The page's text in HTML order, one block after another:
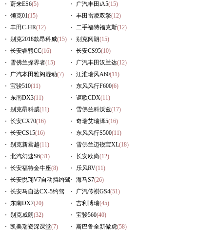
蔚来ES6(5) 广汽丰田iA5(15)
领克01(15) 丰田雷凌双擎(12)
丰田C-HR(12) 二手福特福克斯(12)
别克2018款昂科威(15) 别克阅朗(15)
长安睿骋CC(16) 长安CS95(10)
雪佛兰探界者(15) 广汽丰田汉兰达(12)
广汽本田雅阁混动(7) 江淮瑞风A60(11)
宝骏510(11) 东风风行F600(6)
东南DX3(11) 讴歌CDX(11)
别克昂科威(11) 雪佛兰科沃兹(17)
长安CX70(16) 奇瑞艾瑞泽5(16)
长安CS15(16) 东风风行S500(11)
别克新君越(11) 雪佛兰迈锐宝XL(18)
北汽幻速S6(31) 长安欧尚(12)
长安福特金牛座(8) 乐风RV(11)
长安悦翔V7自动挡约驾
(9)
海马S7(26)
长安马自达CX-5约驾
(10)
广汽传祺GS4(51)
东南DX7(20) 吉利博瑞(45)
别克威朗(32) 宝骏560(40)
凯美瑞资深课堂(7) 斯巴鲁全新傲虎(58)